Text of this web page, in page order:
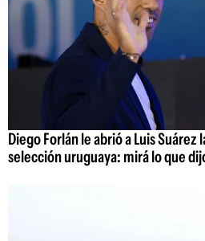
Diego Forlán le abrió a Luis
selección uruguaya: mirá lo que